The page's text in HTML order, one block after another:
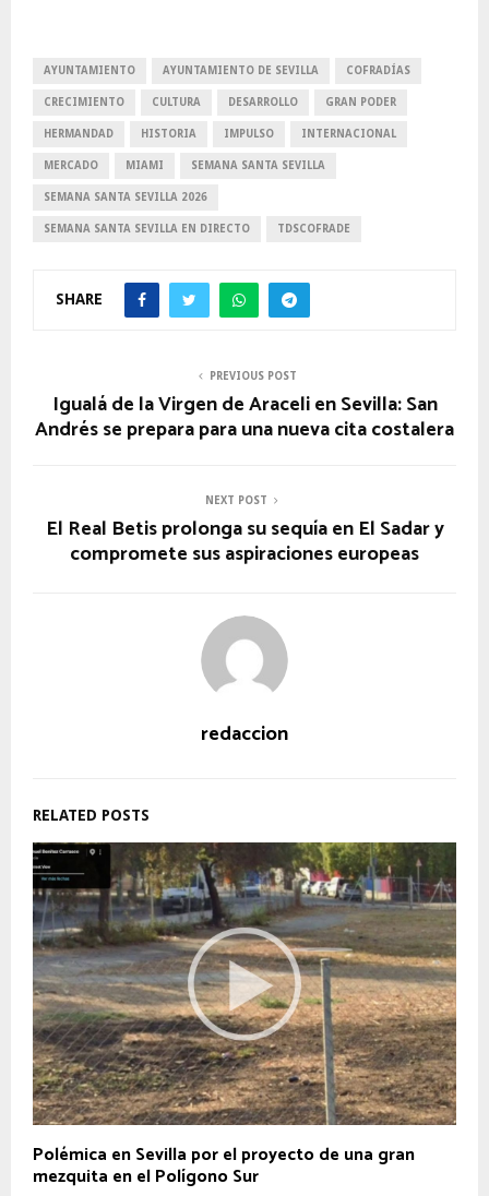
AYUNTAMIENTO AYUNTAMIENTO DE SEVILLA COFRADÍAS
CRECIMIENTO CULTURA DESARROLLO GRAN PODER
HERMANDAD HISTORIA IMPULSO INTERNACIONAL
MERCADO MIAMI SEMANA SANTA SEVILLA
SEMANA SANTA SEVILLA 2026
SEMANA SANTA SEVILLA EN DIRECTO TDSCOFRADE
SHARE
PREVIOUS POST
Igualá de la Virgen de Araceli en Sevilla: San
Andrés se prepara para una nueva cita costalera
NEXT POST
El Real Betis prolonga su sequía en El Sadar y
compromete sus aspiraciones europeas
redaccion
RELATED POSTS
Polémica en Sevilla por el proyecto de una gran
mezquita en el Polígono Sur